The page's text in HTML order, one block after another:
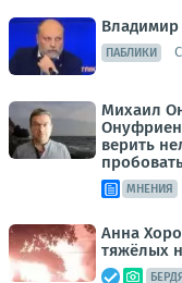
Владимир
ПАБЛИКИ
Михаил
верить
МНЕНИЯ
Анна
тяжёлых